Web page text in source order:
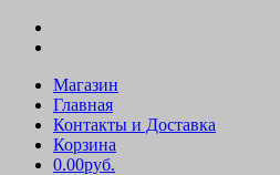
Магазин
Главная
Контакты и Доставка
Корзина
0.00руб.